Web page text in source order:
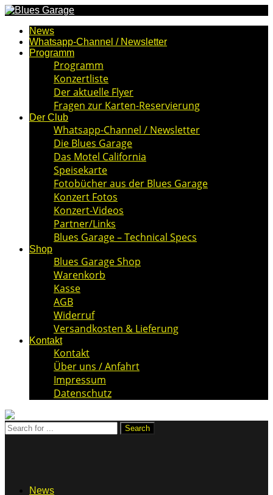
News
Whatsapp-Channel / Newsletter
Programm
Programm
Konzertliste
Der aktuelle Flyer
Fragen zur Karten-Reservierung
Der Club
Whatsapp-Channel / Newsletter
Die Blues Garage
Das Motel California
Speisekarte
Fotobücher aus der Blues Garage
Konzert Fotos
Konzert-Videos
Partner/Links
Blues Garage – Technical Specs
Shop
Blues Garage Shop
Warenkorb
Kasse
AGB
Widerruf
Versandkosten & Lieferung
Kontakt
Kontakt
Über uns / Anfahrt
Impressum
Datenschutz
News